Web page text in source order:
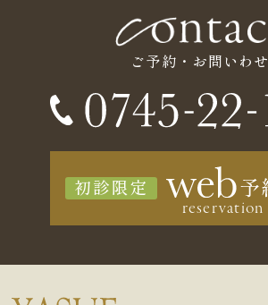
ご予約・お問いわせ
初診限定